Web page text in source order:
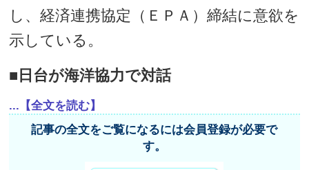
し、経済連携協定（ＥＰＡ）締結に意欲を
示している。
■日台が海洋協力で対話
...【全文を読む】
記事の全文をご覧になるには会員登録が必要で
す。